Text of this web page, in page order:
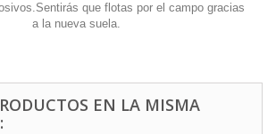
que flotas por el campo gracias
a la nueva suela.
EN LA MISMA